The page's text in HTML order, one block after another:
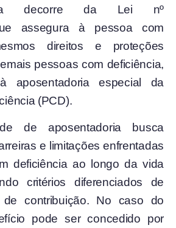
decorre da Lei nº
assegura à pessoa com
direitos e proteções
pessoas com deficiência,
aposentadoria especial da
(PCD).
de aposentadoria busca
e limitações enfrentadas
deficiência ao longo da vida
critérios diferenciados de
contribuição. No caso do
pode ser concedido por